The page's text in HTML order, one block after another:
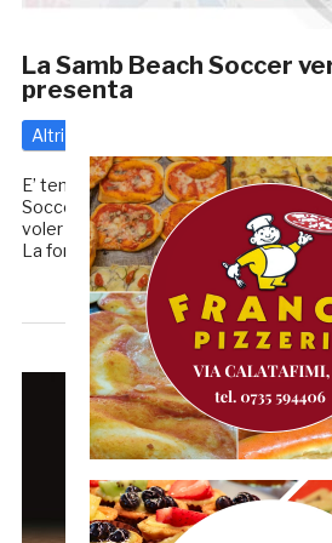
La Samb Beach Soccer
presenta
Altri
E’ tempo di presentazione per la
Soccer che riparte per la stagione
voler ritornare a vincere dopo un 2018
La formazione rossoblu verrà